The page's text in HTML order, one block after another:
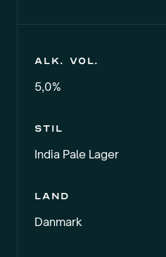
Alk. vol.
5,0%
Stil
India Pale Lager
Land
Danmark